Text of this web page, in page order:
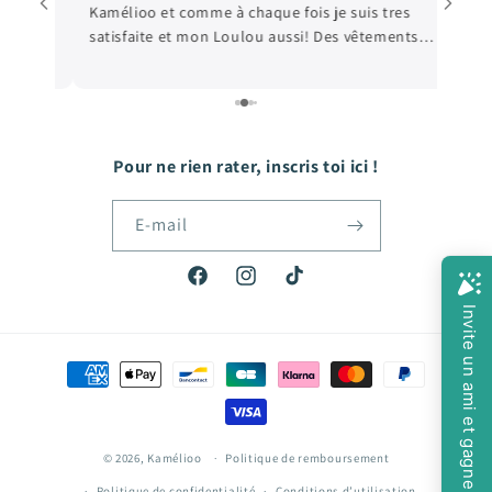
Kamélioo et comme à chaque fois je suis tres
satisfaite et mon Loulou aussi! Des vêtements
vite! Hâte de passer ma prochaine commande!
Pour ne rien rater, inscris toi ici !
E-mail
FacebookInstagramTikTok
Moyens
© 2026, Kamélioo Politique de remboursement